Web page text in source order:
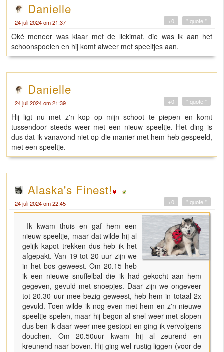
Danielle
24 juli 2024 om 21:37 " quote "
+0
Oké meneer was klaar met de lickimat, die was ik aan het
schoonspoelen en hij komt alweer met speeltjes aan.
Danielle
24 juli 2024 om 21:39 " quote "
+0
Hij ligt nu met z'n kop op mijn schoot te piepen en komt
tussendoor steeds weer met een nieuw speeltje. Het ding is
dus dat ik vanavond niet op die manier met hem heb gespeeld,
met een speeltje.
Alaska's Finest!
24 juli 2024 om 22:45 " quote "
+0
Ik kwam thuis en gaf hem een
nieuw speeltje, maar dat wilde hij al
gelijk kapot trekken dus heb ik het
afgepakt. Van 19 tot 20 uur zijn we
in het bos geweest. Om 20.15 heb
ik een nieuwe snuffelbal die ik had gekocht aan hem
gegeven, gevuld met snoepjes. Daar zijn we ongeveer
tot 20.30 uur mee bezig geweest, heb hem in totaal 2x
gevuld. Toen wilde ik nog even met hem en z'n nieuwe
speeltje spelen, maar hij begon al snel weer met slopen
dus ben ik daar weer mee gestopt en ging ik vervolgens
douchen. Om 20.50uur kwam hij al zeurend en
kreunend naar boven. Hij ging wel rustig liggen (voor de